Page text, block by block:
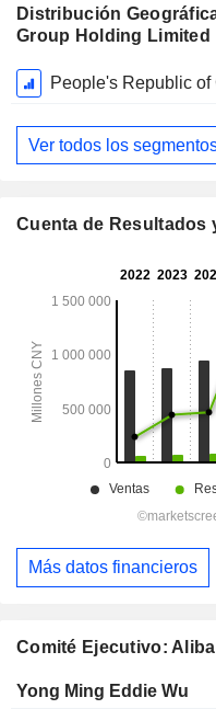
Distribución
Group Holding Limited
Período
fiscal:
Marzo
People's Republic
Ver todos los
Comité Ejecutivo:
Director Puesto Edad
Yong Ming Eddie Wu
Cuenta de Resultados
Más datos financieros